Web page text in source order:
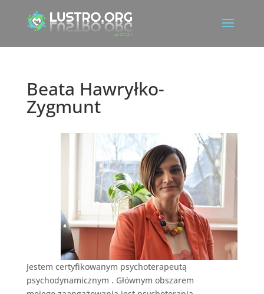
Beata Hawryłko-
Zygmunt
Jestem certyfikowanym psychoterapeutą
psychodynamicznym . Głównym obszarem